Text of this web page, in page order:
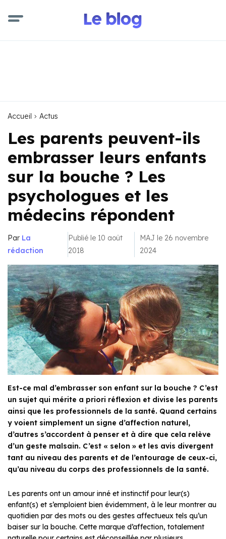
Accueil Actus
Les parents peuvent-ils
embrasser leurs enfants
sur la bouche ? Les
psychologues et les
médecins répondent
Par La
rédaction
Publié le 10 août
2018
MAJ le 26 novembre
2024
Est-ce mal d’embrasser son enfant sur la bouche ? C’est
un sujet qui mérite a priori réflexion et divise les parents
ainsi que les professionnels de la santé. Quand certains
y voient simplement un signe d’affection naturel,
d’autres s’accordent à penser et à dire que cela relève
d’un geste malsain. C’est « selon » et les avis divergent
tant au niveau des parents et de l’entourage de ceux-ci,
qu’au niveau du corps des professionnels de la santé.
Les parents ont un amour inné et instinctif pour leur(s)
enfant(s) et s’emploient bien évidemment, à le leur montrer au
quotidien par des mots ou des gestes affectueux tels qu’un
baiser sur la bouche. Cette marque d’affection, totalement